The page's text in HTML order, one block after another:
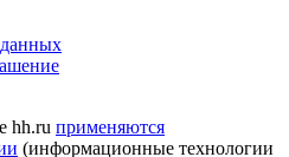
hh.ru применяются
(информационные технологии